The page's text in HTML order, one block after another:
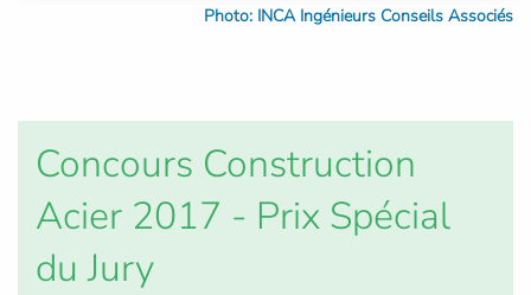
Photo: INCA Ingénieurs Conseils Associés
Concours Construction
Acier 2017 - Prix Spécial
du Jury